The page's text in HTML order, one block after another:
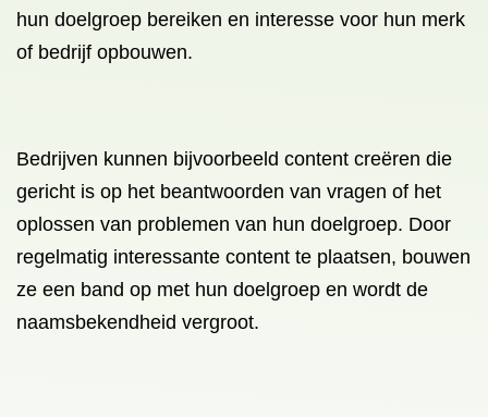
hun doelgroep bereiken en interesse voor hun merk
of bedrijf opbouwen.
Bedrijven kunnen bijvoorbeeld content creëren die
gericht is op het beantwoorden van vragen of het
oplossen van problemen van hun doelgroep. Door
regelmatig interessante content te plaatsen, bouwen
ze een band op met hun doelgroep en wordt de
naamsbekendheid vergroot.